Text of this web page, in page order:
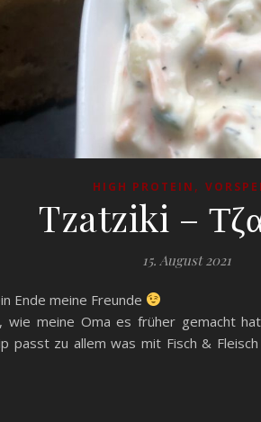
HIGH PROTEIN ,
Tzatziki –
15. August 2021
Ende meine Freunde
wie meine Oma es früher gemacht
passt zu allem was mit Fisch &